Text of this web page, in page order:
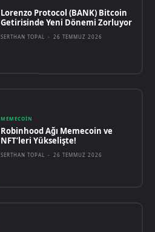
Lorenzo Protocol (BANK) Bitcoin
Getirisinde Yeni Dönemi Zorluyor
SERTHAN TOPAL - 26 TEMMUZ 2026
MEMECOIN
Robinhood Ağı Memecoin ve
NFT’leri Yükselişte!
SERTHAN TOPAL - 26 TEMMUZ 2026